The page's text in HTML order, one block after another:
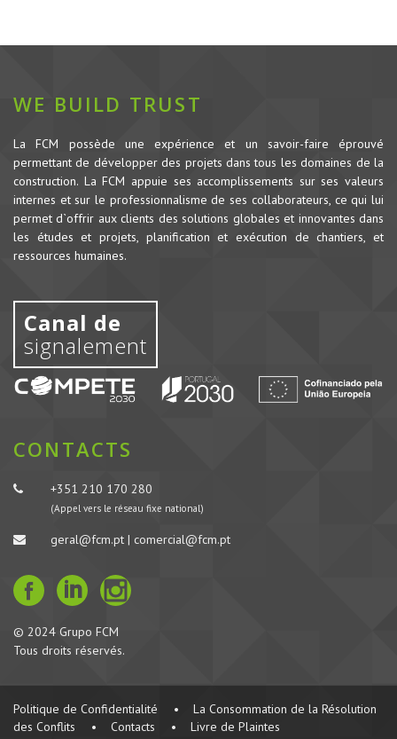
WE BUILD TRUST
La FCM possède une expérience et un savoir-faire éprouvé
permettant de développer des projets dans tous les domaines de la
construction. La FCM appuie ses accomplissements sur ses valeurs
internes et sur le professionnalisme de ses collaborateurs, ce qui lui
permet d`offrir aux clients des solutions globales et innovantes dans
les études et projets, planification et exécution de chantiers, et
ressources humaines.
Canal de
signalement
CONTACTS
+351 210 170 280
(Appel vers le réseau fixe national)
geral@fcm.pt | comercial@fcm.pt
© 2024 Grupo FCM
Tous droits réservés.
Politique de Confidentialité •
La Consommation de la Résolution
des Conflits
• Contacts • Livre de Plaintes